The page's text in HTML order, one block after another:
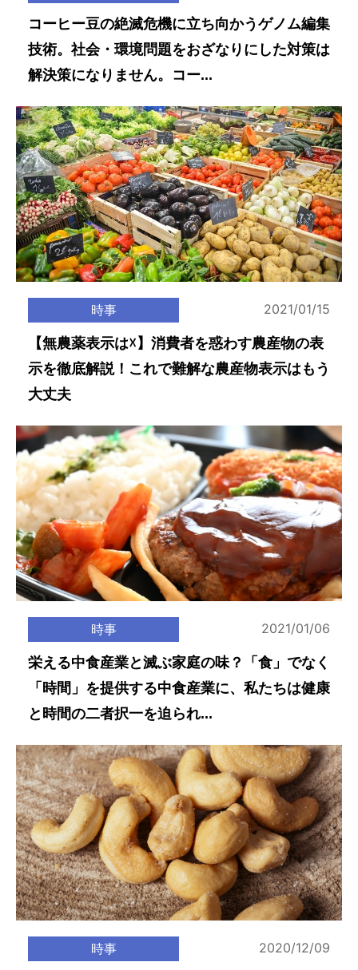
コーヒー豆の絶滅危機に立ち向かうゲノム編集
技術。社会・環境問題をおざなりにした対策は
解決策になりません。コー...
時事 2021/01/15
【無農薬表示は☓】消費者を惑わす農産物の表
示を徹底解説！これで難解な農産物表示はもう
大丈夫
時事 2021/01/06
栄える中食産業と滅ぶ家庭の味？「食」でなく
「時間」を提供する中食産業に、私たちは健康
と時間の二者択一を迫られ...
時事 2020/12/09